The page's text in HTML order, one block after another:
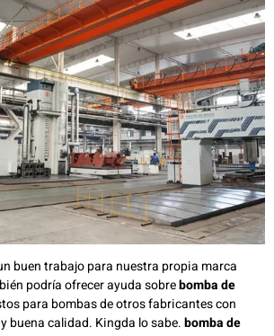
buen trabajo para nuestra propia marca
podría ofrecer ayuda sobrebomba de
para bombas de otros fabricantes con
buena calidad. Kingda lo sabe.bomba de